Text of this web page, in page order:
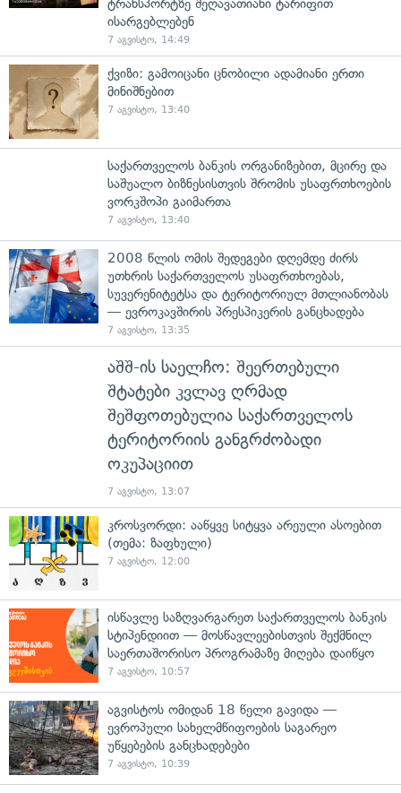
ტრანსპორტზე შეღავათიანი ტარიფით
ისარგებლებენ
7 აგვისტო, 14:49
ქვიზი: გამოიცანი ცნობილი ადამიანი ერთი
მინიშნებით
7 აგვისტო, 13:40
საქართველოს ბანკის ორგანიზებით, მცირე და
საშუალო ბიზნესისთვის შრომის უსაფრთხოების
ვორკშოპი გაიმართა
7 აგვისტო, 13:40
2008 წლის ომის შედეგები დღემდე ძირს
უთხრის საქართველოს უსაფრთხოებას,
სუვერენიტეტსა და ტერიტორიულ მთლიანობას
— ევროკავშირის პრესპიკერის განცხადება
7 აგვისტო, 13:35
აშშ-ის საელჩო: შეერთებული
შტატები კვლავ ღრმად
შეშფოთებულია საქართველოს
ტერიტორიის განგრძობადი
ოკუპაციით
7 აგვისტო, 13:07
კროსვორდი: ააწყვე სიტყვა არეული ასოებით
(თემა: ზაფხული)
7 აგვისტო, 12:00
ისწავლე საზღვარგარეთ საქართველოს ბანკის
სტიპენდიით — მოსწავლეებისთვის შექმნილ
საერთაშორისო პროგრამაზე მიღება დაიწყო
7 აგვისტო, 10:57
აგვისტოს ომიდან 18 წელი გავიდა —
ევროპული სახელმწიფოების საგარეო
უწყებების განცხადებები
7 აგვისტო, 10:39